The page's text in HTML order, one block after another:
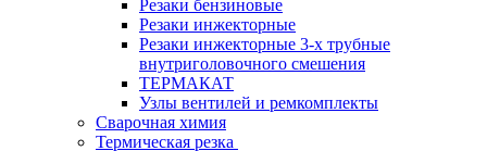
Резаки бензиновые
Резаки инжекторные
Резаки инжекторные 3-х трубные
внутриголовочного смешения
ТЕРМАКАТ
Узлы вентилей и ремкомплекты
Сварочная химия
Термическая резка